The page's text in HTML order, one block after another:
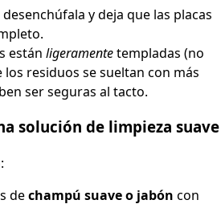
y deja que las placas
están ligeramentetempladas (no
residuos se sueltan con más
ser seguras al tacto.
solución de limpieza suave
dechampú suave o jabón con